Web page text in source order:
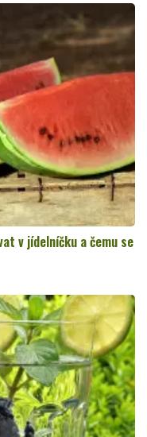
v jídelníčku a čemu se